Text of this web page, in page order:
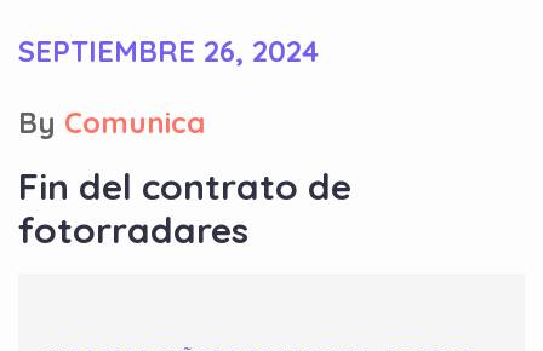
SEPTIEMBRE 26, 2024
By Comunica
Fin del contrato de
fotorradares